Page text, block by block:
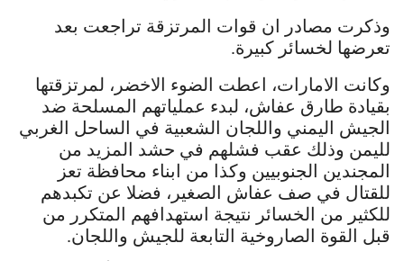
وذكرت مصادر ان قوات المرتزقة تراجعت بعد
تعرضها لخسائر كبيرة.
وكانت الامارات، اعطت الضوء الاخضر، لمرتزقتها
بقيادة طارق عفاش، لبدء عملياتهم المسلحة ضد
الجيش اليمني واللجان الشعبية في الساحل الغربي
لليمن وذلك عقب فشلهم في حشد المزيد من
المجندين الجنوبيين وكذا من ابناء محافظة تعز
للقتال في صف عفاش الصغير، فضلا عن تكبدهم
للكثير من الخسائر نتيجة استهدافهم المتكرر من
قبل القوة الصاروخية التابعة للجيش واللجان.